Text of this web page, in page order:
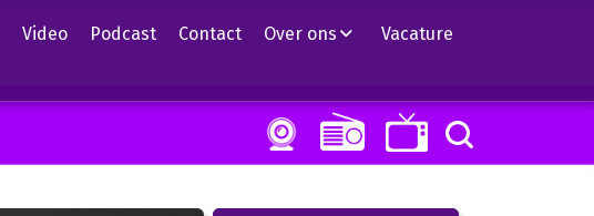
Video Podcast Contact Over ons Vacature